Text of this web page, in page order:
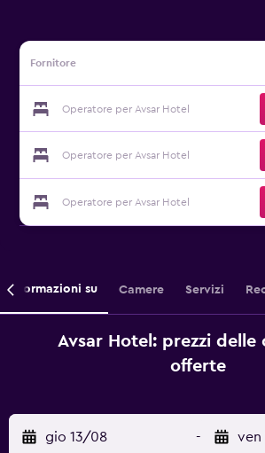
Fornitore
Operatore per Avsar Hotel
Operatore per Avsar Hotel
Operatore per Avsar Hotel
Informazioni su Camere Servizi
Avsar Hotel: prezzi delle
offerte
gio 13/08 - ven